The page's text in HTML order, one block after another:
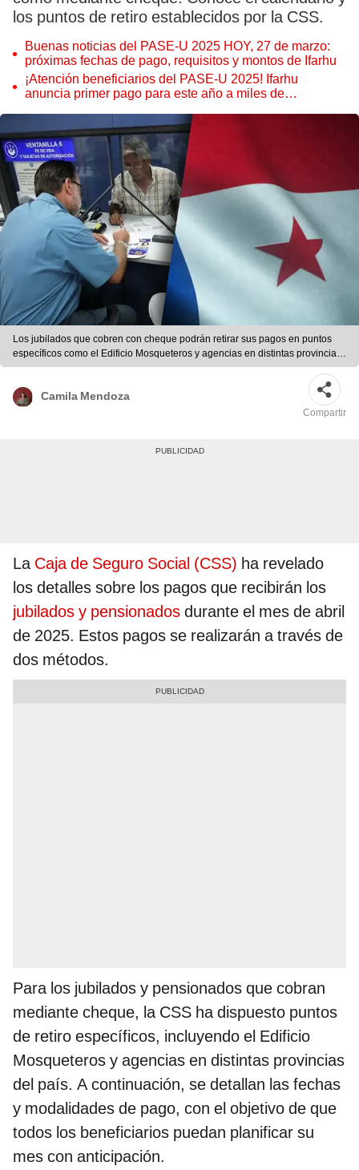
los puntos de retiro establecidos por la CSS.
Buenas noticias del PASE-U 2025 HOY, 27 de marzo:
próximas fechas de pago, requisitos y montos de Ifarhu
¡Atención beneficiarios del PASE-U 2025! Ifarhu
anuncia primer pago para este año a miles de
Los jubilados que cobren con cheque podrán retirar sus pagos en puntos
específicos como el Edificio Mosqueteros y agencias en distintas provincias
del país. Foto: composición LR/Freepik
Camila Mendoza
Compartir
La Caja de Seguro Social (CSS) ha revelado
los detalles sobre los pagos que recibirán los
jubilados y pensionados durante el mes de abril
de 2025. Estos pagos se realizarán a través de
dos métodos.
Para los jubilados y pensionados que cobran
mediante cheque, la CSS ha dispuesto puntos
de retiro específicos, incluyendo el Edificio
Mosqueteros y agencias en distintas provincias
del país. A continuación, se detallan las fechas
y modalidades de pago, con el objetivo de que
todos los beneficiarios puedan planificar su
mes con anticipación.